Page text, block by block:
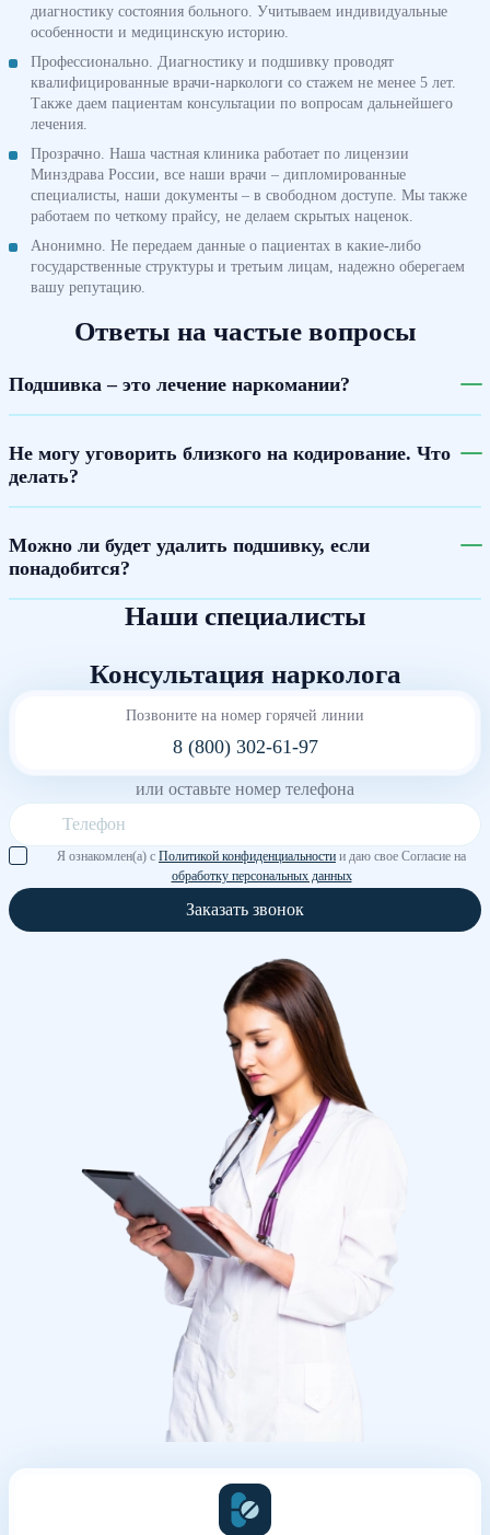
диагностику состояния больного. Учитываем индивидуальные
особенности и медицинскую историю.
Профессионально. Диагностику и подшивку проводят
квалифицированные врачи-наркологи со стажем не менее 5 лет.
Также даем пациентам консультации по вопросам дальнейшего
лечения.
Прозрачно. Наша частная клиника работает по лицензии
Минздрава России, все наши врачи – дипломированные
специалисты, наши документы – в свободном доступе. Мы также
работаем по четкому прайсу, не делаем скрытых наценок.
Анонимно. Не передаем данные о пациентах в какие-либо
государственные структуры и третьим лицам, надежно оберегаем
вашу репутацию.
Ответы на частые вопросы
Подшивка – это лечение наркомании?
Не могу уговорить близкого на кодирование. Что
делать?
Можно ли будет удалить подшивку, если
понадобится?
Наши специалисты
Консультация нарколога
Позвоните на номер горячей линии
8 (800) 302-61-97
или оставьте номер телефона
Я ознакомлен(а) с Политикой конфиденциальности и даю свое Согласие на
обработку персональных данных
Заказать звонок